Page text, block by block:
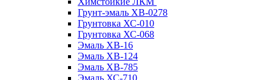
Грунт-эмаль ХВ-0278
Грунтовка ХС-010
Грунтовка ХС-068
Эмаль ХВ-16
Эмаль ХВ-124
Эмаль ХВ-785
Эмаль ХС-710